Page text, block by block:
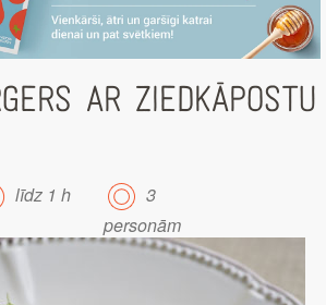
AR ZIEDKĀPOSTU
līdz 1 h
3
personām